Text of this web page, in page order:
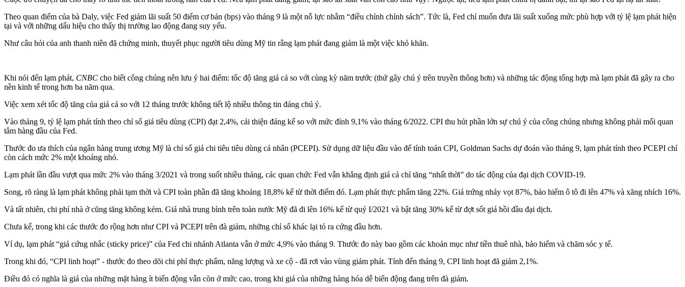
Theo quan điểm của bà Daly, việc Fed giảm lãi suất 50 điểm cơ bản (bps) vào tháng 9 là một nỗ lực nhằm “điều chỉnh chính sách”. Tức là, Fed chỉ muốn đưa lãi suất xuống mức phù hợp với tỷ lệ lạm phát hiện
tại và với những dấu hiệu cho thấy thị trường lao động đang suy yếu.
Như câu hỏi của anh thanh niên đã chứng minh, thuyết phục người tiêu dùng Mỹ tin rằng lạm phát đang giảm là một việc khó khăn.
Khi nói đến lạm phát, CNBC cho biết công chúng nên lưu ý hai điểm: tốc độ tăng giá cả so với cùng kỳ năm trước (thứ gây chú ý trên truyền thông hơn) và những tác động tổng hợp mà lạm phát đã gây ra cho
nền kinh tế trong hơn ba năm qua.
Việc xem xét tốc độ tăng của giá cả so với 12 tháng trước không tiết lộ nhiều thông tin đáng chú ý.
Vào tháng 9, tỷ lệ lạm phát tính theo chỉ số giá tiêu dùng (CPI) đạt 2,4%, cải thiện đáng kể so với mức đỉnh 9,1% vào tháng 6/2022. CPI thu hút phần lớn sự chú ý của công chúng nhưng không phải mối quan
tâm hàng đầu của Fed.
Thước đo ưa thích của ngân hàng trung ương Mỹ là chỉ số giá chi tiêu tiêu dùng cá nhân (PCEPI). Sử dụng dữ liệu đầu vào để tính toán CPI, Goldman Sachs dự đoán vào tháng 9, lạm phát tính theo PCEPI chỉ
còn cách mức 2% một khoảng nhỏ.
Lạm phát lần đầu vượt qua mức 2% vào tháng 3/2021 và trong suốt nhiều tháng, các quan chức Fed vẫn khẳng định giá cả chỉ tăng “nhất thời” do tác động của đại dịch COVID-19.
Song, rõ ràng là lạm phát không phải tạm thời và CPI toàn phần đã tăng khoảng 18,8% kể từ thời điểm đó. Lạm phát thực phẩm tăng 22%. Giá trứng nhảy vọt 87%, bảo hiểm ô tô đi lên 47% và xăng nhích 16%.
Và tất nhiên, chi phí nhà ở cũng tăng không kém. Giá nhà trung bình trên toàn nước Mỹ đã đi lên 16% kể từ quý I/2021 và bật tăng 30% kể từ đợt sốt giá hồi đầu đại dịch.
Chưa kể, trong khi các thước đo rộng hơn như CPI và PCEPI trên đà giảm, những chỉ số khác lại tỏ ra cứng đầu hơn.
Ví dụ, lạm phát “giá cứng nhắc (sticky price)” của Fed chi nhánh Atlanta vẫn ở mức 4,9% vào tháng 9. Thước đo này bao gồm các khoản mục như tiền thuê nhà, bảo hiểm và chăm sóc y tế.
Trong khi đó, “CPI linh hoạt” - thước đo theo dõi chi phí thực phẩm, năng lượng và xe cộ - đã rơi vào vùng giảm phát. Tính đến tháng 9, CPI linh hoạt đã giảm 2,1%.
Điều đó có nghĩa là giá của những mặt hàng ít biến động vẫn còn ở mức cao, trong khi giá của những hàng hóa dễ biến động đang trên đà giảm.